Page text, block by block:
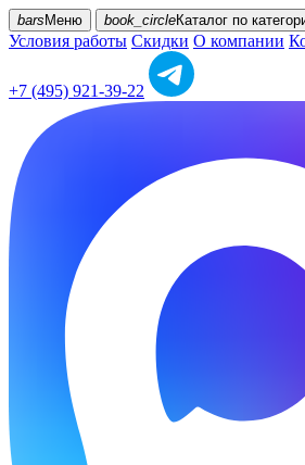
bars Меню book_circleКаталог по
Условия работы Скидки О компании
+7 (495) 921-39-22